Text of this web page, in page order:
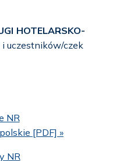
HOTELARSKO-
uczestników/czek
NR
[PDF] »
NR